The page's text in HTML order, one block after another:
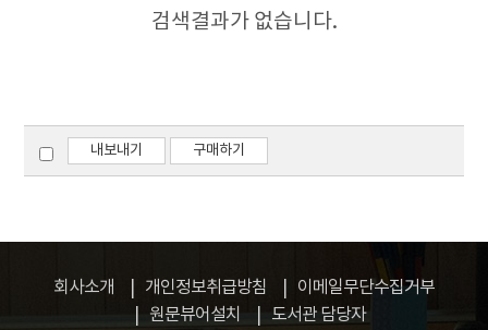
검색결과가 없습니다.
내보내기 구매하기
회사소개 개인정보취급방침
이메일무단수집거부
원문뷰어설치
도서관 담당자